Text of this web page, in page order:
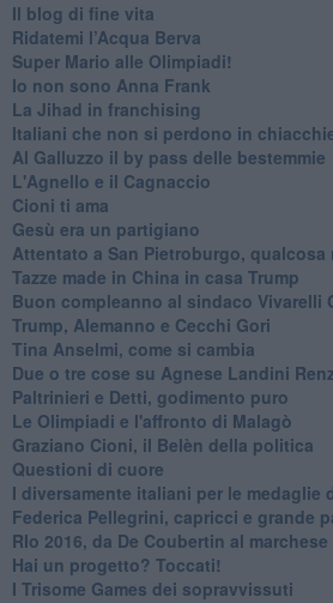
Il blog di fine vita
​Ridatemi l’Acqua Berva
Super Mario alle Olimpiadi!
Io non sono Anna Frank
​La Jihad in franchising
Italiani che non si perdono in
Al Galluzzo il by pass delle bestemmie
L'Agnello e il Cagnaccio
Cioni ti ama
​Gesù era un partigiano
Attentato a San Pietroburgo, qualcosa
Tazze made in China in casa Trump
Buon compleanno al sindaco Vivarelli
Trump, Alemanno e Cecchi Gori
Tina Anselmi, come si cambia
Due o tre cose su Agnese Landini
Paltrinieri e Detti, godimento puro
Le Olimpiadi e l'affronto di Malagò
Graziano Cioni, il Belèn della politica
Questioni di cuore
I diversamente italiani per le medaglie
Federica Pellegrini, capricci e grande
RIo 2016, da De Coubertin al
​Hai un progetto? Toccati!
​I Trisome Games dei sopravvissuti